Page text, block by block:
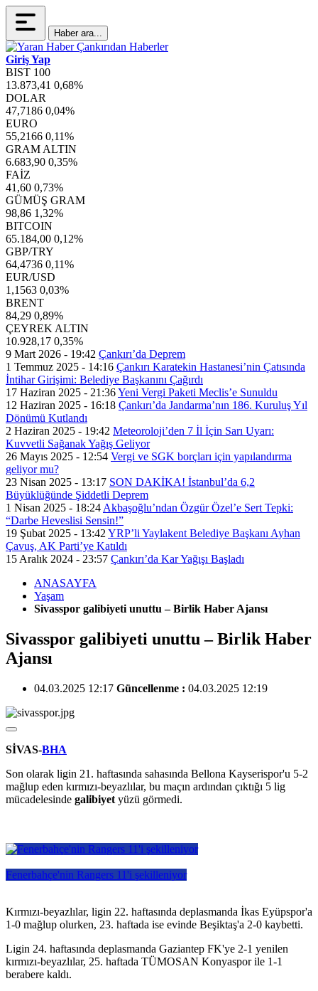
Haber ara...
Giriş Yap
BIST 100
13.873,41 0,68%
DOLAR
47,7186 0,04%
EURO
55,2166 0,11%
GRAM ALTIN
6.683,90 0,35%
FAİZ
41,60 0,73%
GÜMÜŞ GRAM
98,86 1,32%
BITCOIN
65.184,00 0,12%
GBP/TRY
64,4736 0,11%
EUR/USD
1,1563 0,03%
BRENT
84,29 0,89%
ÇEYREK ALTIN
10.928,17 0,35%
9 Mart 2026 - 19:42 Çankırı’da Deprem
1 Temmuz 2025 - 14:16 Çankırı Karatekin Hastanesi’nin Çatısında
İntihar Girişimi: Belediye Başkanını Çağırdı
17 Haziran 2025 - 21:36Yeni Vergi Paketi Meclis’e Sunuldu
12 Haziran 2025 - 16:18 Çankırı’da Jandarma’nın 186. Kuruluş Yıl
Dönümü Kutlandı
2 Haziran 2025 - 19:42 Meteoroloji’den 7 İl İçin Sarı Uyarı:
Kuvvetli Sağanak Yağış Geliyor
26 Mayıs 2025 - 12:54 Vergi ve SGK borçları için yapılandırma
geliyor mu?
23 Nisan 2025 - 13:17 SON DAKİKA! İstanbul’da 6,2
Büyüklüğünde Şiddetli Deprem
1 Nisan 2025 - 18:24 Akbaşoğlu’ndan Özgür Özel’e Sert Tepki:
“Darbe Heveslisi Sensin!”
19 Şubat 2025 - 13:42 YRP’li Yaylakent Belediye Başkanı Ayhan
Çavuş, AK Parti’ye Katıldı
15 Aralık 2024 - 23:57 Çankırı’da Kar Yağışı Başladı
ANASAYFA
Yaşam
Sivasspor galibiyeti unuttu – Birlik Haber Ajansı
Sivasspor galibiyeti unuttu – Birlik Haber
Ajansı
04.03.2025 12:17 Güncellenme : 04.03.2025 12:19
SİVAS-BHA
Son olarak ligin 21. haftasında sahasında Bellona Kayserispor'u 5-2
mağlup eden kırmızı-beyazlılar, bu maçın ardından çıktığı 5 lig
mücadelesinde galibiyet yüzü görmedi.
Fenerbahçe'nin Rangers 11'i şekilleniyor
Kırmızı-beyazlılar, ligin 22. haftasında deplasmanda İkas Eyüpspor'a
1-0 mağlup olurken, 23. haftada ise evinde Beşiktaş'a 2-0 kaybetti.
Ligin 24. haftasında deplasmanda Gaziantep FK'ye 2-1 yenilen
kırmızı-beyazlılar, 25. haftada TÜMOSAN Konyaspor ile 1-1
berabere kaldı.